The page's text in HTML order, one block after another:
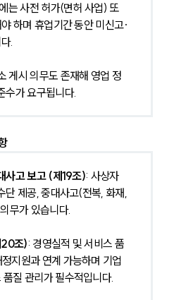
는 사전 허가(면허 사업) 또
하며 휴업기간 동안 미신고·
.
게시 의무도 존재해 영업 정
수가 요구됩니다.
사고 보고 (제19조): 사상자
단 제공, 중대사고(전복, 화재,
무가 있습니다.
20조): 경영실적 및 서비스 품
지원과 연계 가능하며 기업
질 관리가 필수적입니다.